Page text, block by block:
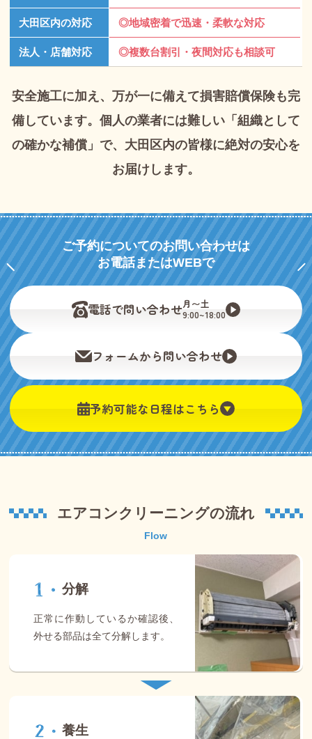
大田区内の対応 ◎地域密着で迅速・柔軟な対応
法人・店舗対応 ◎複数台割引・夜間対応も相談可
安全施工に加え、万が一に備えて損害賠償保険も完
備しています。 個人の業者には難しい「組織として
の確かな補償」で、 大田区内の皆様に絶対の安心を
お届けします。
ご予約についてのお問い合わせは
お電話またはWEBで
電話で問い合わせ月〜土
9:00~18:00
フォームから問い合わせ
予約可能な日程はこちら
エアコンクリーニングの流れ
Flow
分解
正常に作動しているか確認後、
外せる部品は全て分解します。
養生